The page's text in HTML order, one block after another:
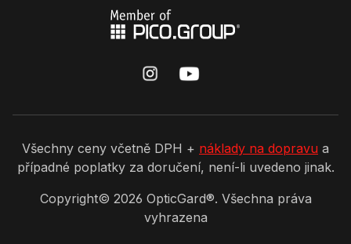
Všechny ceny včetně DPH + náklady na dopravu a
případné poplatky za doručení, není-li uvedeno jinak.
Copyright© 2026 OpticGard®. Všechna práva
vyhrazena